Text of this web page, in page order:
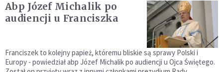
Abp Józef Michalik po
audiencji u Franciszka
Franciszek to kolejny papież, któremu bliskie są sprawy Polski i
Europy - powiedział abp Józef Michalik po audiencji u Ojca Świętego.